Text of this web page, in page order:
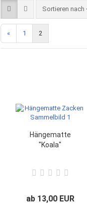
Sortieren nach
« 1 2
Hängematte
"Koala"
ab 13,00 EUR